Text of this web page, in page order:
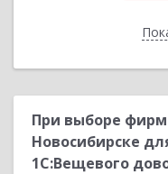
При выборе
Новосибирске
1С:Вещевого